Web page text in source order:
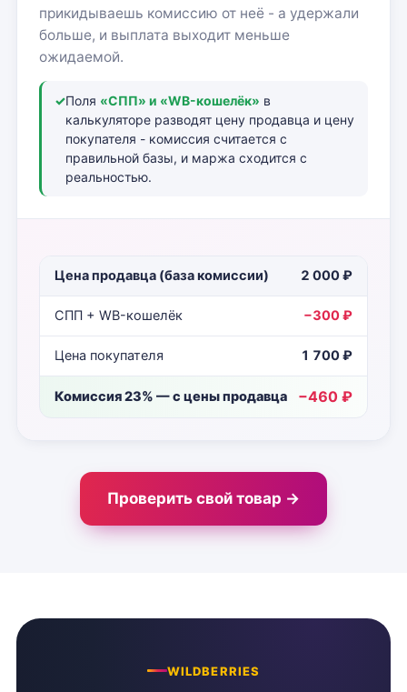
прикидываешь комиссию от неё - а удержали
больше, и выплата выходит меньше
ожидаемой.
✓Поля «СПП» и «WB-кошелёк» в
калькуляторе разводят цену продавца и цену
покупателя - комиссия считается с
правильной базы, и маржа сходится с
реальностью.
Цена продавца (база комиссии) 2 000 ₽
СПП + WB-кошелёк −300 ₽
Цена покупателя 1 700 ₽
Комиссия 23% — с цены продавца −460 ₽
Проверить свой товар →
WILDBERRIES